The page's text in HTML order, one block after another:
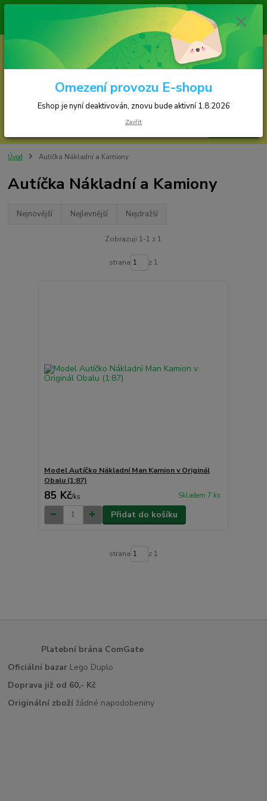
Zásilky jsou odesílány v pondělí, středu a
Eshop je nyní deaktivován, znovu
za 0,00 Kč
Úvod Autíčka Nákladní a Kamiony
Autíčka Nákladní a Kamiony
Nejnovější Nejlevnější Nejdražší
Zobrazuji 1-1 z 1
strana z 1
Model Autíčko Nákladní Man Kamion v Originál
Obalu (1:87)
85 Kč/ks Skladem 7 ks
Přidat do košíku
strana z 1
Platební brána ComGate
Oficiální bazar Lego Duplo
Doprava již od 60,- Kč
Originální zboží žádné napodobeniny
Omezení provozu E-shopu
Eshop je nyní deaktivován, znovu bude aktivní 1.8.2026
Zavřít